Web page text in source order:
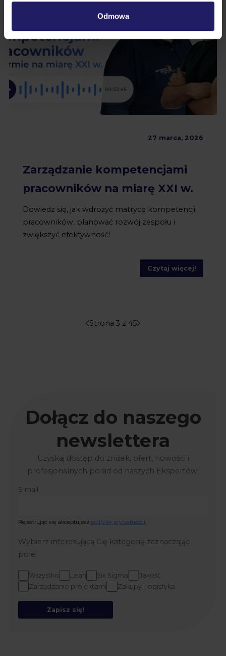
Odmowa
27 marca, 2026
Zarządzanie kompetencjami
pracowników na miarę XXI w.
Dowiedz się, jak wdrożyć matrycę kompetencji
pracowników, planować rozwój zespołu i
zwiększyć efektywność!
Czytaj więcej!
Strona 3 z 45
Dołącz do naszego
newslettera
Uzyskaj dostęp do zniżek, ofert, nowości i
profesjonalnych porad od naszych Ekspertów!
E-mail
Rejestrując się akceptujesz politykę prywatności.
Wybierz interesującą Cię kategorię zaznaczając
pole!
Wszystko Lean Six Sigma
Jakość
Zarządzanie projektami
Zakupy i logistyka
Zapisz się!